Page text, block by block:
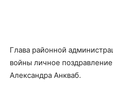
Глава районной
войны личное
Александра Анкваб.